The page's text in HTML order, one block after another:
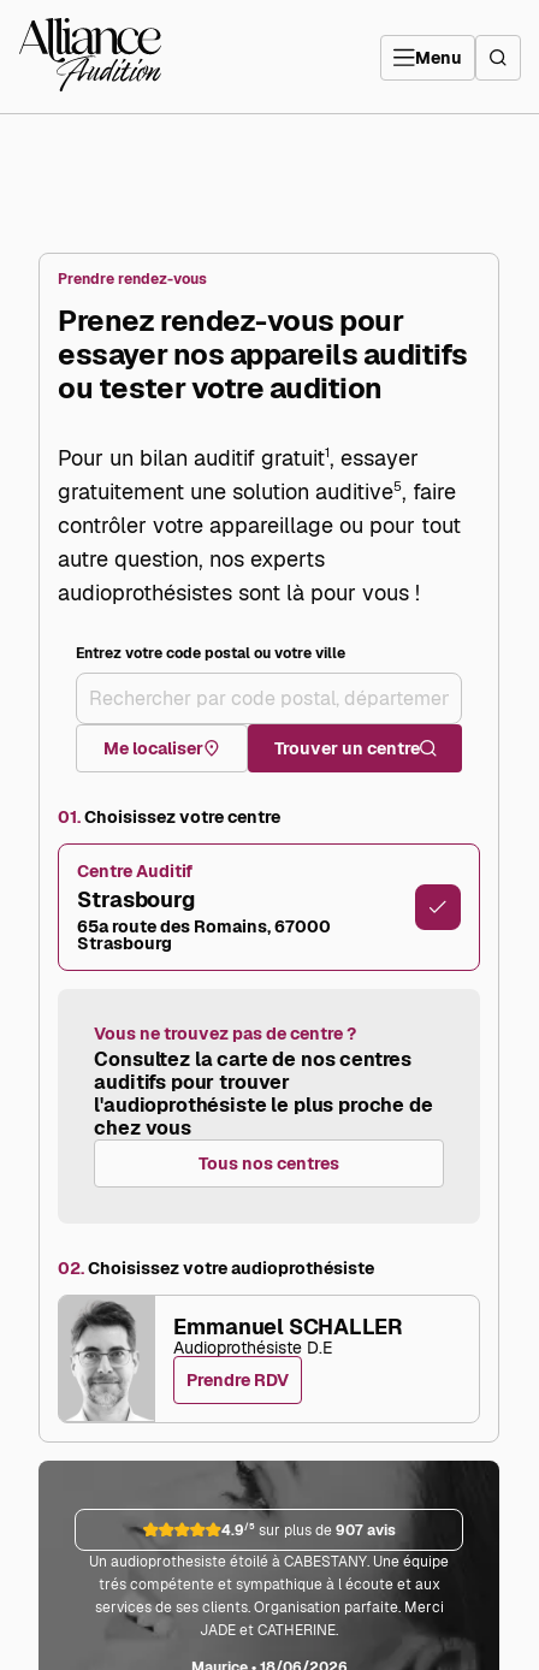
directement
contenu
Menu
Prendre rendez-vous
Prenez rendez-vous pour
essayer nos appareils auditifs
ou tester votre audition
Pour un bilan auditif gratuit1, essayer
gratuitement une solution auditive5, faire
contrôler votre appareillage ou pour tout
autre question, nos experts
audioprothésistes sont là pour vous !
Entrez votre code postal ou votre ville
Me localiser Trouver un centre
01.Choisissez votre centre
Centre Auditif
Strasbourg
65a route des Romains, 67000
Strasbourg
Vous ne trouvez pas de centre ?
Consultez la carte de nos centres
auditifs pour trouver
l'audioprothésiste le plus proche de
chez vous
Tous nos centres
02.Choisissez votre audioprothésiste
Emmanuel SCHALLER
Audioprothésiste D.E
Prendre RDV
4.9/5sur plus de907 avis
Un audioprothesiste étoilé à CABESTANY. Une équipe
trés compétente et sympathique à l écoute et aux
services de ses clients. Organisation parfaite. Merci
JADE et CATHERINE.